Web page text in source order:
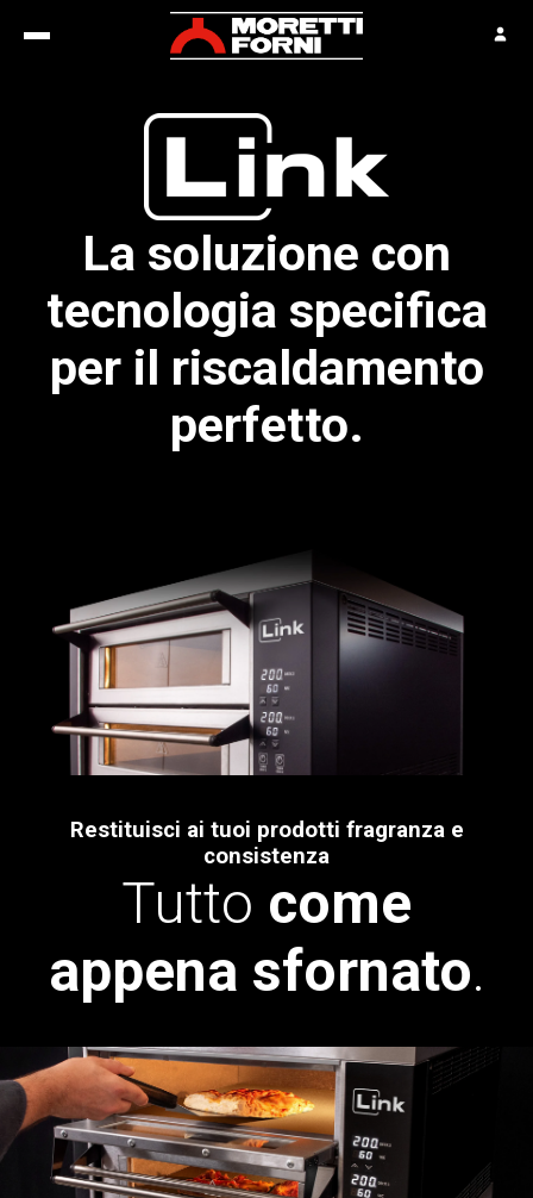
La soluzione con
tecnologia specifica
per il riscaldamento
perfetto.
Restituisci ai tuoi prodotti fragranza e
consistenza
Tutto come
appena sfornato.